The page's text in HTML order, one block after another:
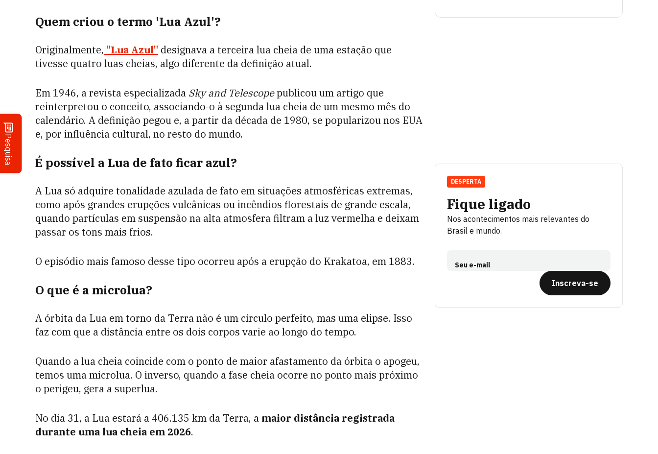
Pesquisa
Quem criou o termo 'Lua Azul'?
Originalmente, "Lua Azul" designava a terceira lua cheia de uma estação que
tivesse quatro luas cheias, algo diferente da definição atual.
Em 1946, a revista especializada Sky and Telescopepublicou um artigo que
reinterpretou o conceito, associando-o à segunda lua cheia de um mesmo mês do
calendário. A definição pegou e, a partir da década de 1980, se popularizou nos EUA
e, por influência cultural, no resto do mundo.
É possível a Lua de fato ficar azul?
A Lua só adquire tonalidade azulada de fato em situações atmosféricas extremas,
como após grandes erupções vulcânicas ou incêndios florestais de grande escala,
quando partículas em suspensão na alta atmosfera filtram a luz vermelha e deixam
passar os tons mais frios.
O episódio mais famoso desse tipo ocorreu após a erupção do Krakatoa, em 1883.
O que é a microlua?
A órbita da Lua em torno da Terra não é um círculo perfeito, mas uma elipse. Isso
faz com que a distância entre os dois corpos varie ao longo do tempo.
Quando a lua cheia coincide com o ponto de maior afastamento da órbita o apogeu,
temos uma microlua. O inverso, quando a fase cheia ocorre no ponto mais próximo
o perigeu, gera a superlua.
No dia 31, a Lua estará a 406.135 km da Terra, a maior distância registrada
durante uma lua cheia em 2026.
Fique ligado
Nos acontecimentos mais relevantes do
Brasil e mundo.
Seu e-mail
Inscreva-se
DESPERTA